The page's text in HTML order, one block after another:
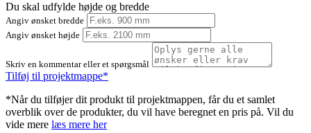
Du skal udfylde højde og bredde
Angiv ønsket bredde
Angiv ønsket højde
Skriv en kommentar eller et spørgsmål
Tilføj til projektmappe*
*Når du tilføjer dit produkt til projektmappen, får du et samlet
overblik over de produkter, du vil have beregnet en pris på. Vil du
vide mere læs mere her